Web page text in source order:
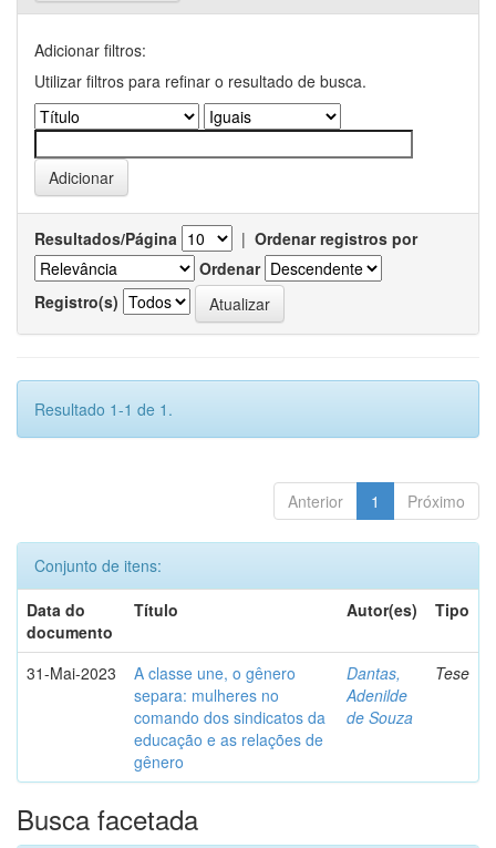
Adicionar filtros:
Utilizar filtros para refinar o resultado de busca.
Resultados/Página | Ordenar registros por
Ordenar
Registro(s)
Resultado 1-1 de 1.
Anterior 1 Próximo
Conjunto de itens:
Data do
documento
Título Autor(es) Tipo
31-Mai-2023
A classe une, o gênero
separa: mulheres no
comando dos sindicatos da
educação e as relações de
gênero
Dantas,
Adenilde
de Souza
Tese
Busca facetada